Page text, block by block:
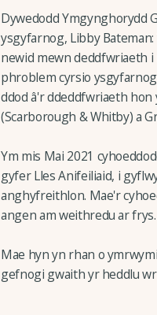
Dywedodd Ymgynghorydd
ysgyfarnog, Libby
newid mewn deddfwriaeth
phroblem cyrsio
ddod â'r ddeddfwriaeth hon
(Scarborough & Whitby) a
Ym mis Mai 2021
gyfer Lles Anifeiliaid, i
anghyfreithlon. Mae'r
angen am weithredu ar frys.
Mae hyn yn rhan o
gefnogi gwaith yr heddlu